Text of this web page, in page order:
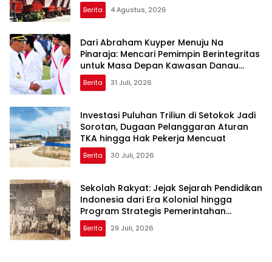
Berita 4 Agustus, 2026
Dari Abraham Kuyper Menuju Na
Pinaraja: Mencari Pemimpin Berintegritas
untuk Masa Depan Kawasan Danau
Toba
Berita 31 Juli, 2026
Investasi Puluhan Triliun di Setokok Jadi
Sorotan, Dugaan Pelanggaran Aturan
TKA hingga Hak Pekerja Mencuat
Berita 30 Juli, 2026
Sekolah Rakyat: Jejak Sejarah Pendidikan
Indonesia dari Era Kolonial hingga
Program Strategis Pemerintahan
Prabowo
Berita 29 Juli, 2026